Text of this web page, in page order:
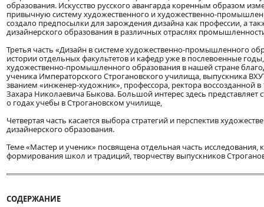
образования. Искусство русского авангарда коренным образом
привычную систему художественного и художественно-
создало предпосылки для зарождения дизайна как профессии, а
дизайнерского образования в различных отраслях
Третья часть «Дизайн в системе художественно-промышленного
истории отдельных факультетов и кафедр уже в послевоенные
художественно-промышленного образования в нашей стране
ученика Императорского Строгановского училища, выпускника
званием «инженер-художник», профессора, ректора воссозданной в
Захара Николаевича Быкова. Большой интерес здесь представляет
о годах учебы в Строгановском училище,
Четвертая часть касается выбора стратегий и перспектив
дизайнерского образования.
Теме «Мастер и ученик» посвящена отдельная часть исследования,
формирования школ и традиций, творчеству выпускников
СОДЕРЖАНИЕ